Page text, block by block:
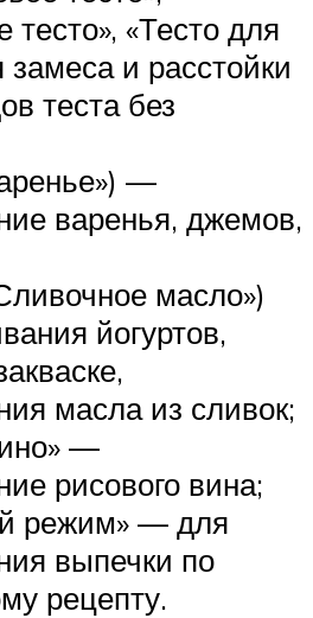
«Тесто для
и расстойки
теста без
—
варенья, джемов,
масло»)
йогуртов,
масла из сливок;
—
рисового вина;
режим» — для
выпечки по
рецепту.